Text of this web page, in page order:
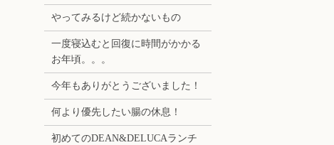
やってみるけど続かないもの
一度寝込むと回復に時間がかかる
お年頃。。。
今年もありがとうございました！
何より優先したい腸の休息！
初めてのDEAN&DELUCAランチ